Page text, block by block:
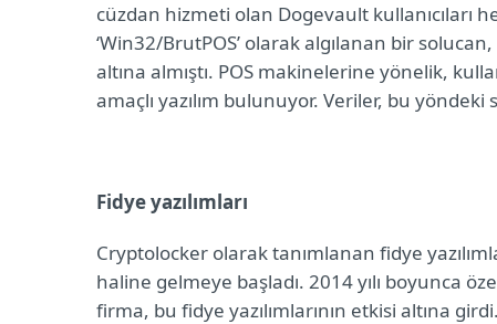
cüzdan hizmeti olan Dogevault kullanıcıları
‘Win32/BrutPOS’ olarak algılanan bir
altına almıştı. POS makinelerine yönelik,
amaçlı yazılım bulunuyor. Veriler, bu yöndeki
Fidye yazılımları
Cryptolocker olarak tanımlanan fidye
haline gelmeye başladı. 2014 yılı boyunca
firma, bu fidye yazılımlarının etkisi altına